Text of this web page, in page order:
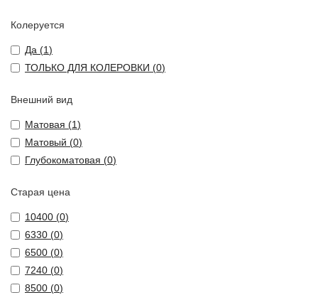
Колеруется
Да (1)
ТОЛЬКО ДЛЯ КОЛЕРОВКИ (0)
Внешний вид
Матовая (1)
Матовый (0)
Глубокоматовая (0)
Старая цена
10400 (0)
6330 (0)
6500 (0)
7240 (0)
8500 (0)